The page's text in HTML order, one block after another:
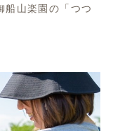
船山楽園の「つつ